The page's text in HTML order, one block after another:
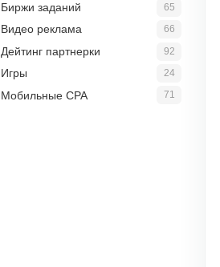
65
Биржи заданий
66
Видео реклама
92
Дейтинг партнерки
24
Игры
71
Мобильные CPA